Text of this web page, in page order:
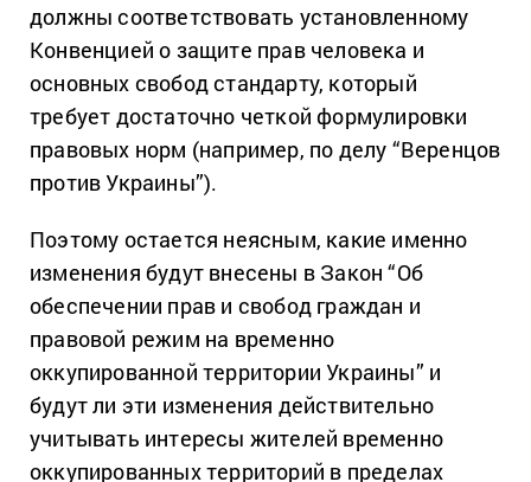
должны соответствовать установленному
Конвенцией о защите прав человека и
основных свобод стандарту, который
требует достаточно четкой формулировки
правовых норм (например, по делу “Веренцов
против Украины”).
Поэтому остается неясным, какие именно
изменения будут внесены в Закон “Об
обеспечении прав и свобод граждан и
правовой режим на временно
оккупированной территории Украины” и
будут ли эти изменения действительно
учитывать интересы жителей временно
оккупированных территорий в пределах